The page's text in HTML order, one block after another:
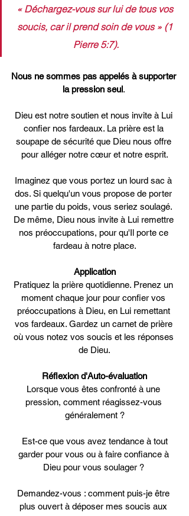
« Déchargez-vous sur lui de tous vos
soucis, car il prend soin de vous » (1
Pierre 5:7).
Nous ne sommes pas appelés à supporter
la pression seul.
Dieu est notre soutien et nous invite à Lui
confier nos fardeaux. La prière est la
soupape de sécurité que Dieu nous offre
pour alléger notre cœur et notre esprit.
Imaginez que vous portez un lourd sac à
dos. Si quelqu'un vous propose de porter
une partie du poids, vous seriez soulagé.
De même, Dieu nous invite à Lui remettre
nos préoccupations, pour qu'Il porte ce
fardeau à notre place.
Application
Pratiquez la prière quotidienne. Prenez un
moment chaque jour pour confier vos
préoccupations à Dieu, en Lui remettant
vos fardeaux. Gardez un carnet de prière
où vous notez vos soucis et les réponses
de Dieu.
Réflexion d'Auto-évaluation
Lorsque vous êtes confronté à une
pression, comment réagissez-vous
généralement ?
garder pour vous ou à faire confiance à
Dieu pour vous soulager ?
Demandez-vous : comment puis-je être
plus ouvert à déposer mes soucis aux